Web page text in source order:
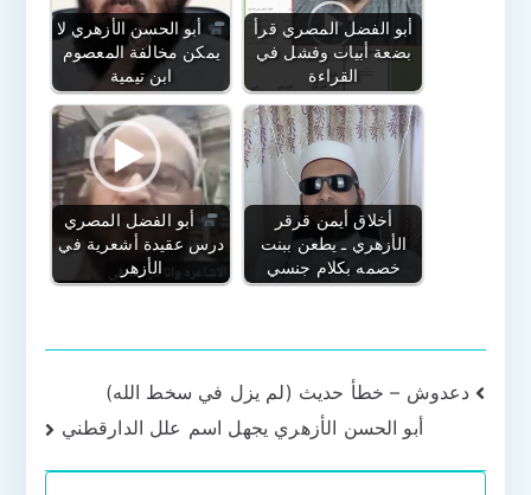
أبو الحسن الأزهري لا
يمكن مخالفة المعصوم
ابن تيمية
أبو الفضل المصري قرأ
بضعة أبيات وفشل في
القراءة
أبو الفضل المصري
درس عقيدة أشعرية في
الأزهر
أخلاق أيمن قرقر
الأزهري ـ يطعن ببنت
خصمه بكلام جنسي
تصفّح
المقالات
دعدوش – خطأ حديث (لم يزل في سخط الله)
أبو الحسن الأزهري يجهل اسم علل الدارقطني